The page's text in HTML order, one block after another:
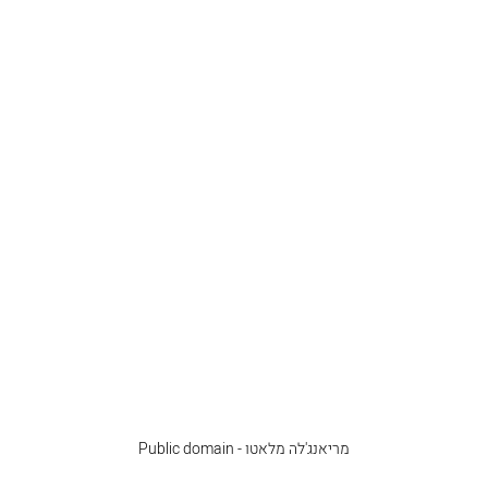
מריאנג'לה מלאטו - Public domain